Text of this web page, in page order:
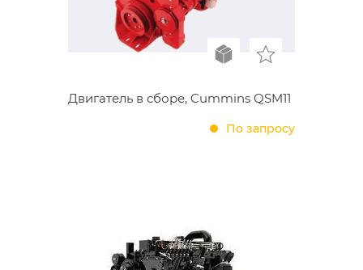
Двигатель в сборе, Cummins QSM11
По запросу